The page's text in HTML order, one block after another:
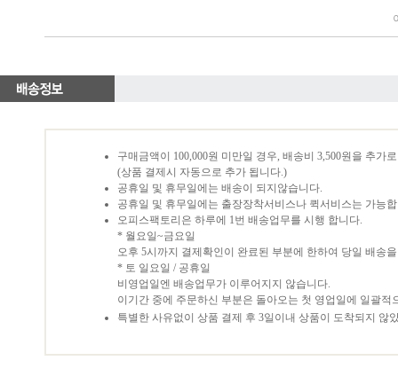
구매금액이 100,000원 미만일 경우, 배송비 3,500원을 추가
(상품 결제시 자동으로 추가 됩니다.)
공휴일 및 휴무일에는 배송이 되지않습니다.
공휴일 및 휴무일에는 출장장착서비스나 퀵서비스는 가능
오피스팩토리은 하루에 1번 배송업무를 시행 합니다.
* 월요일~금요일
오후 5시까지 결제확인이 완료된 부분에 한하여 당일 배송
* 토 일요일 / 공휴일
비영업일엔 배송업무가 이루어지지 않습니다.
이기간 중에 주문하신 부분은 돌아오는 첫 영업일에 일괄적
특별한 사유없이 상품 결제 후 3일이내 상품이 도착되지 않